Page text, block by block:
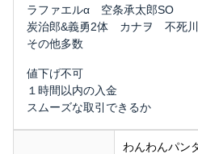
ラファエルα 空条承太郎SO
炭治郎&義勇2体 カナヲ 不死
その他多数
値下げ不可
１時間以内の入金
スムーズな取引できるか
わんわんパン